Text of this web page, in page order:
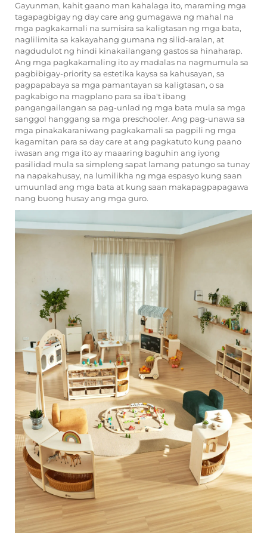
Gayunman, kahit gaano man kahalaga ito, maraming mga
tagapagbigay ng day care ang gumagawa ng mahal na
mga pagkakamali na sumisira sa kaligtasan ng mga bata,
naglilimita sa kakayahang gumana ng silid-aralan, at
nagdudulot ng hindi kinakailangang gastos sa hinaharap.
Ang mga pagkakamaling ito ay madalas na nagmumula sa
pagbibigay-priority sa estetika kaysa sa kahusayan, sa
pagpapabaya sa mga pamantayan sa kaligtasan, o sa
pagkabigo na magplano para sa iba't ibang
pangangailangan sa pag-unlad ng mga bata mula sa mga
sanggol hanggang sa mga preschooler. Ang pag-unawa sa
mga pinakakaraniwang pagkakamali sa pagpili ng mga
kagamitan para sa day care at ang pagkatuto kung paano
iwasan ang mga ito ay maaaring baguhin ang iyong
pasilidad mula sa simpleng sapat lamang patungo sa tunay
na napakahusay, na lumilikha ng mga espasyo kung saan
umuunlad ang mga bata at kung saan makapagpapagawa
nang buong husay ang mga guro.